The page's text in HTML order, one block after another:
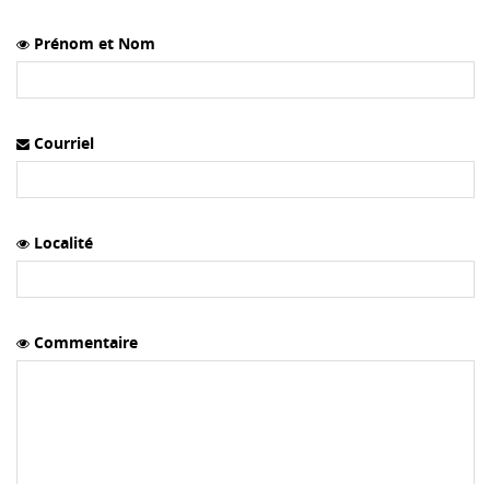
Prénom et Nom
Courriel
Localité
Commentaire